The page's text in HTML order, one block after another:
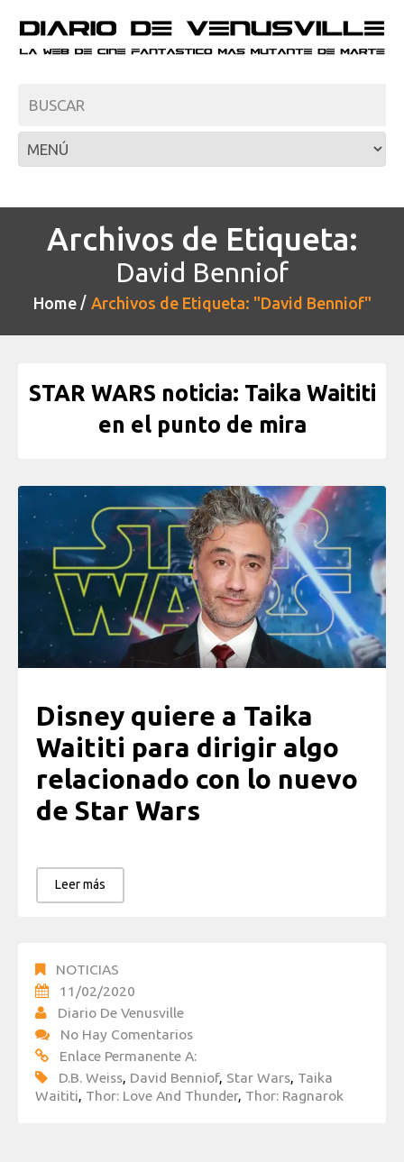
Archivos de Etiqueta:
David Benniof
Home Archivos de Etiqueta: "David Benniof"
STAR WARS noticia: Taika Waititi
en el punto de mira
Disney quiere a Taika
Waititi para dirigir algo
relacionado con lo nuevo
de Star Wars
Leer más
NOTICIAS
11/02/2020
Diario De Venusville
No Hay Comentarios
Enlace Permanente A:
D.B. Weiss, David Benniof, Star Wars, Taika
Waititi, Thor: Love And Thunder, Thor: Ragnarok